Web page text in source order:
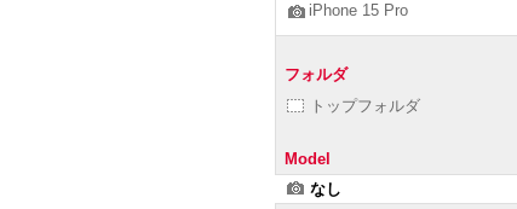
iPhone 15 Pro
フォルダ
トップフォルダ
Model
なし